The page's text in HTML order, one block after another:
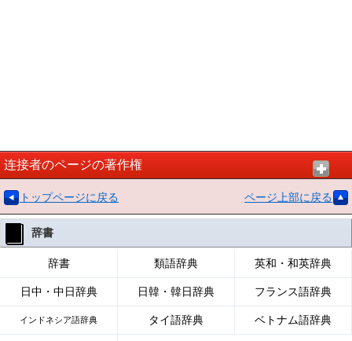
连接者のページの著作権
トップページに戻る ページ上部に戻る
辞書
辞書 類語辞典 英和・和英辞典
日中・中日辞典 日韓・韓日辞典 フランス語辞典
インドネシア語辞典 タイ語辞典 ベトナム語辞典